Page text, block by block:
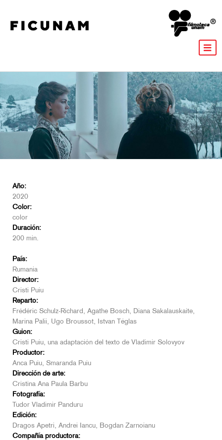
Año:
2020
Color:
color
Duración:
200 min.
País:
Rumania
Director:
Cristi Puiu
Reparto:
Frédéric Schulz-Richard, Agathe Bosch, Diana Sakalauskaite,
Marina Palii, Ugo Broussot, Istvan Téglas
Guion:
Cristi Puiu, una adaptación del texto de Vladimir Solovyov
Productor:
Anca Puiu, Smaranda Puiu
Dirección de arte:
Cristina Ana Paula Barbu
Fotografía:
Tudor Vladimir Panduru
Edición:
Dragos Apetri, Andrei Iancu, Bogdan Zarnoianu
Compañía productora: